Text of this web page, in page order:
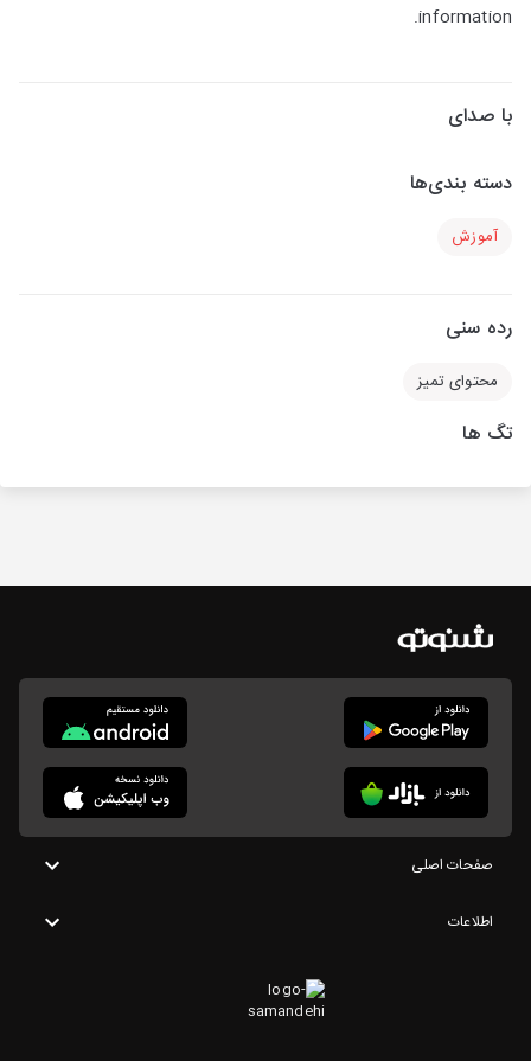
information.
با صدای
دسته بندی‌ها
آموزش
رده سنی
محتوای تمیز
تگ ها
صفحات اصلی
اطلاعات